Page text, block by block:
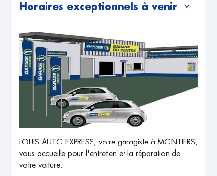
Horaires exceptionnels à venir
LOUIS AUTO EXPRESS, votre garagiste à MONTIERS,
vous accueille pour l'entretien et la réparation de
votre voiture.